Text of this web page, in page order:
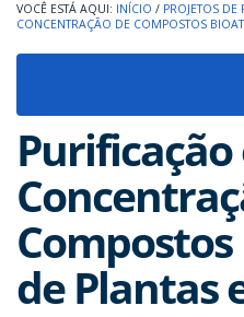
INÍCIO / PROJETOS DE
CONCENTRAÇÃO DE COMPOSTOS
Purificação
de Plantas